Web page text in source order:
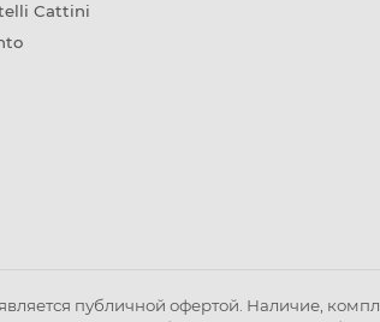
Cattini
публичной офертой. Наличие,